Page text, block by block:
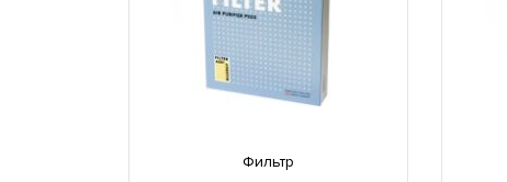
Фильтр